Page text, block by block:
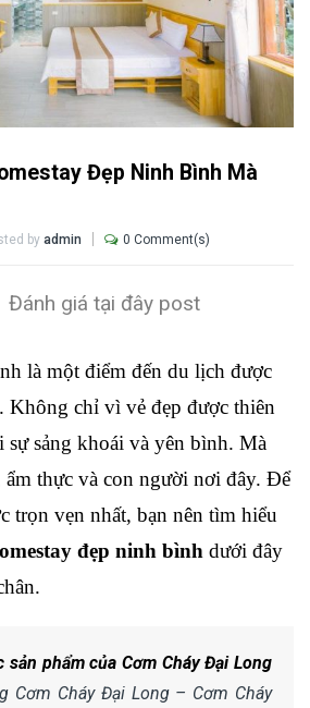
Đẹp Ninh Bình Mà
by admin 0 Comment(s)
Đánh giá tại đây post
là một điểm đến du lịch được
Không chỉ vì vẻ đẹp được thiên
sự sảng khoái và yên bình. Mà
thực và con người nơi đây. Để
trọn vẹn nhất, bạn nên tìm hiểu
đẹp ninh bình dưới đây
sản phẩm của Cơm Cháy Đại Long
Cơm Cháy Đại Long – Cơm Cháy